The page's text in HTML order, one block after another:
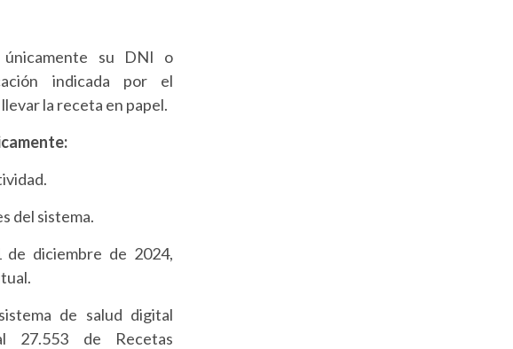
únicamente su DNI o
indicada por el
la receta en papel.
del sistema.
de diciembre de 2024,
de salud digital
27.553 de Recetas